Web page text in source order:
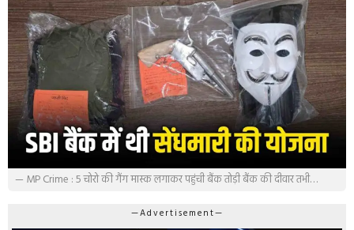
— MP Crime : 5 चोरो की गैंग मास्क लगाकर पहुंची बैंक तोड़ी बैंक की दीवार तभी…
—Advertisement—